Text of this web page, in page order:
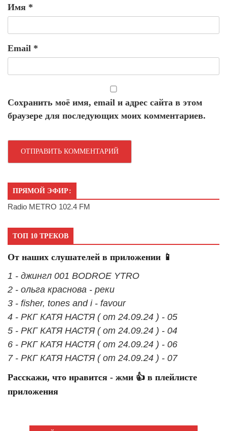
Имя *
Email *
Сохранить моё имя, email и адрес сайта в этом
браузере для последующих моих комментариев.
ПРЯМОЙ ЭФИР:
Radio METRO 102.4 FM
ТОП 10 ТРЕКОВ
От наших слушателей в приложении 📱
1 - джингл 001 BODROE YTRO
2 - ольга краснова - реки
3 - fisher, tones and i - favour
4 - РКГ КАТЯ НАСТЯ ( от 24.09.24 ) - 05
5 - РКГ КАТЯ НАСТЯ ( от 24.09.24 ) - 04
6 - РКГ КАТЯ НАСТЯ ( от 24.09.24 ) - 06
7 - РКГ КАТЯ НАСТЯ ( от 24.09.24 ) - 07
Расскажи, что нравится - жми 👍 в плейлисте
приложения